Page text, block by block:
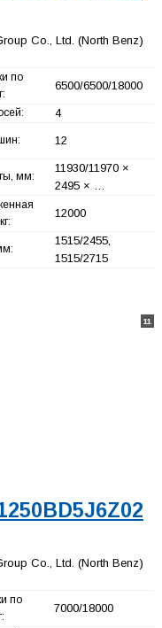
Co., Ltd. (North Benz)
по
6500/6500/18000
4
12
мм:
11930/11970 ×
2495 × …
12000
1515/2455,
1515/2715
11
Co., Ltd. (North Benz)
по
7000/18000